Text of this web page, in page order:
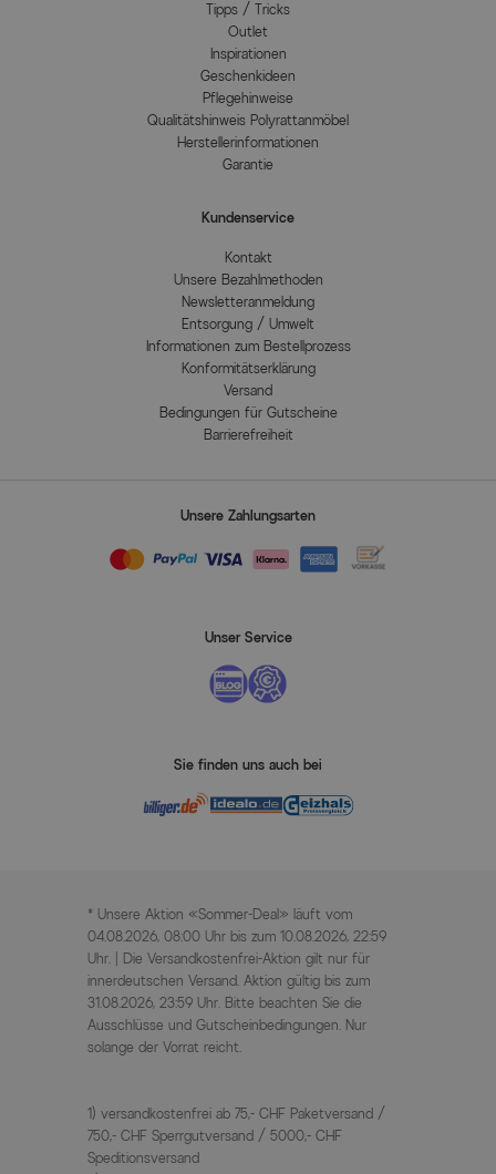
Tipps / Tricks
Outlet
Inspirationen
Geschenkideen
Pflegehinweise
Qualitätshinweis Polyrattanmöbel
Herstellerinformationen
Garantie
Kundenservice
Kontakt
Unsere Bezahlmethoden
Newsletteranmeldung
Entsorgung / Umwelt
Informationen zum Bestellprozess
Konformitätserklärung
Versand
Bedingungen für Gutscheine
Barrierefreiheit
Unsere Zahlungsarten
Unser Service
Sie finden uns auch bei
* Unsere Aktion «Sommer-Deal» läuft vom
04.08.2026, 08:00 Uhr bis zum 10.08.2026, 22:59
Uhr. | Die Versandkostenfrei-Aktion gilt nur für
innerdeutschen Versand. Aktion gültig bis zum
31.08.2026, 23:59 Uhr. Bitte beachten Sie die
Ausschlüsse und Gutscheinbedingungen. Nur
solange der Vorrat reicht.
1) versandkostenfrei ab 75,- CHF Paketversand /
750,- CHF Sperrgutversand / 5000,- CHF
Speditionsversand